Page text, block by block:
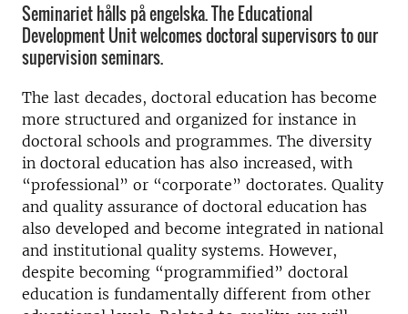
Seminariet hålls på engelska. The Educational
Development Unit welcomes doctoral supervisors to our
supervision seminars.
The last decades, doctoral education has become
more structured and organized for instance in
doctoral schools and programmes. The diversity
in doctoral education has also increased, with
“professional” or “corporate” doctorates. Quality
and quality assurance of doctoral education has
also developed and become integrated in national
and institutional quality systems. However,
despite becoming “programmified” doctoral
education is fundamentally different from other